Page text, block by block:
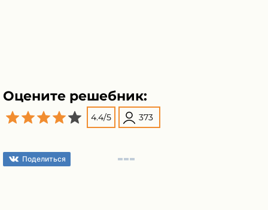
Оцените решебник:
4.4/5 373
Поделиться